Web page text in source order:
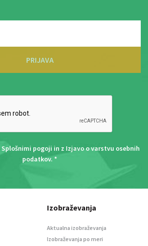
PRIJAVA
Splošnimi pogoji in z Izjavo o varstvu osebnih
podatkov. *
Izobraževanja
Aktualna izobraževanja
Izobraževanja po meri